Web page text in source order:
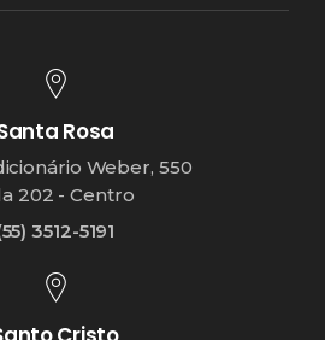
Rosa
Weber, 550
202 - Centro
3512-5191